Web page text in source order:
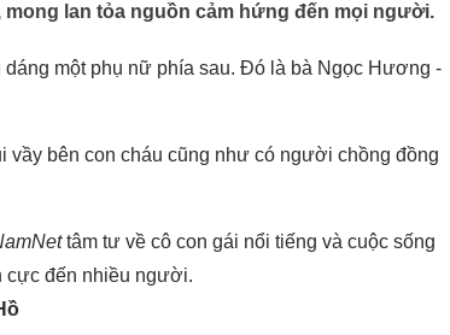
lan tỏa nguồn cảm hứng đến mọi người.
dáng một phụ nữ phía sau. Đó là bà Ngọc Hương -
bên con cháu cũng như có người chồng đồng
tâm tư về cô con gái nổi tiếng và cuộc sống
cực đến nhiều người.